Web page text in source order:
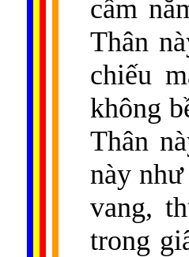
cầm
Thân
chiếu
không
Thân
này
vang,
trong